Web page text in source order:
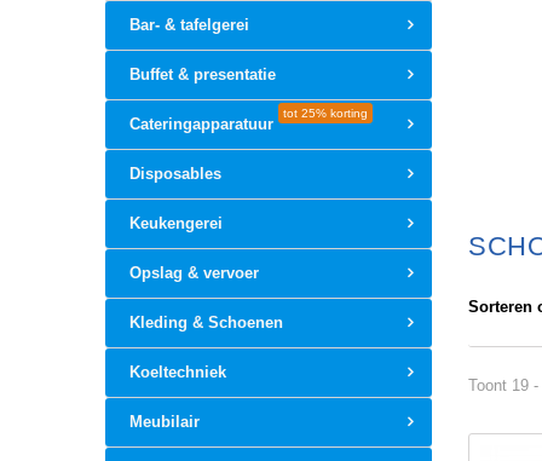
Bar- & tafelgerei
Buffet & presentatie
Cateringapparatuur
tot 25% korting
Disposables
Keukengerei
Opslag & vervoer
Kleding & Schoenen
Koeltechniek
Meubilair
Sorteren
Toont 19